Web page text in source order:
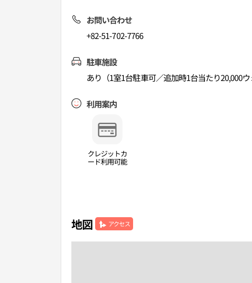
お問い合わせ
+82-51-702-7766
駐車施設
あり（1室1台駐車可／追加時1台当たり20,000ウ
利用案内
クレジットカ
ード利用可能
地図 アクセス